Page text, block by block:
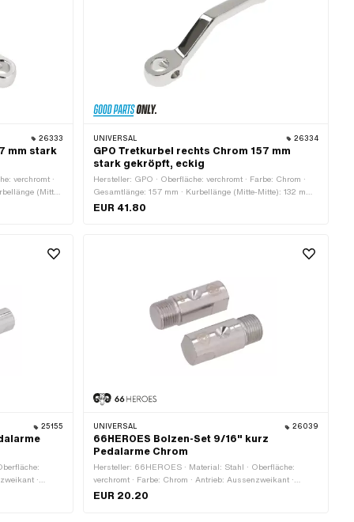
26333
mm stark
verchromt ·
(Mitte-
(Versatz):
UNIVERSAL 26334
GPO Tretkurbel rechts Chrom 157 mm
stark gekröpft, eckig
Hersteller: GPO · Oberfläche: verchromt · Farbe: Chrom ·
Gesamtlänge: 157 mm · Kurbellänge (Mitte-Mitte): 132 mm ·
Ø Tretkeil: 9.5 mm · Kröpfung (Versatz): 39 mm
EUR 41.80
25155
·
· Ø aussen:
UNIVERSAL 26039
66HEROES Bolzen-Set 9/16" kurz
Pedalarme Chrom
Hersteller: 66HEROES · Material: Stahl · Oberfläche:
verchromt · Farbe: Chrom · Antrieb: Aussenzweikant ·
Gewindeart: FG14.3 (9/16" 20G) · Schlüsselweite: 13 mm ·
EUR 20.20